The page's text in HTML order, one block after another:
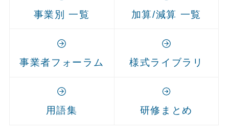
事業別 一覧 加算/減算 一覧
事業者フォーラム 様式ライブラリ
用語集 研修まとめ